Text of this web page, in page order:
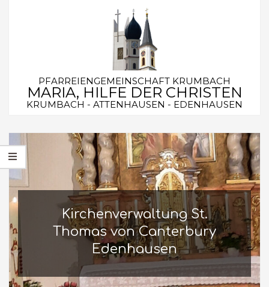
PFARREIENGEMEINSCHAFT KRUMBACH
MARIA, HILFE DER CHRISTEN
KRUMBACH - ATTENHAUSEN - EDENHAUSEN
Secondary
Navigation
Menu
Kirchenverwaltung St.
Thomas von Canterbury
Edenhausen